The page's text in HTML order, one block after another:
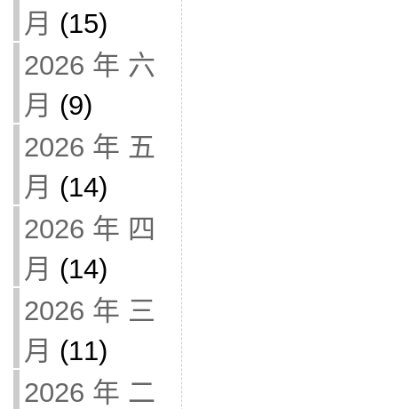
月 (15)
2026 年 六
月 (9)
2026 年 五
月 (14)
2026 年 四
月 (14)
2026 年 三
月 (11)
2026 年 二